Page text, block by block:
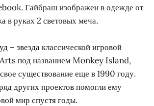
Гайбраш изображен в одежде от
в руках 2 световых меча.
– звезда классической игровой
под названием Monkey Island,
существование еще в 1990 году.
других проектов помогли ему
мир спустя годы.